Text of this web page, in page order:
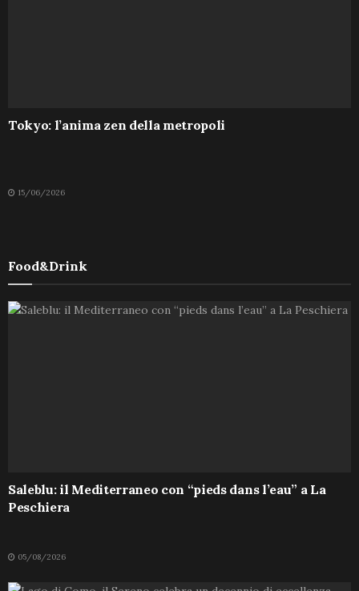
Tokyo: l’anima zen della metropoli
15/06/2026
Food&Drink
Saleblu: il Mediterraneo con “pieds dans l’eau” a La
Peschiera
05/08/2026